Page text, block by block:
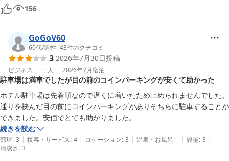
156
GoGoV60
60代/男性 |43件のクチコミ
3 2026年7月30日投稿
ビジネス 一人 2026年7月宿泊
駐車場は満車でしたが目の前のコインパーキングが安くて助かった
ホテル駐車場は先着順なので遅くに着いたため止められませんでした。
通りを挟んだ目の前にコインパーキングがありそちらに駐車することが
できました。安価でとても助かりました。
続きを読む
部屋: 3 | 接客・サービス: 4 | ロケーション: 3 | 温泉・お風呂: - | 設備: 3 |
清潔さ: 3